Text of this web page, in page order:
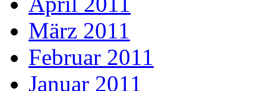
März 2011
Februar 2011
Januar 2011